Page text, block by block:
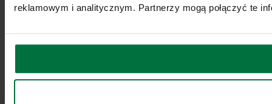
reklamowym i analitycznym. Partnerzy mogą połączyć te